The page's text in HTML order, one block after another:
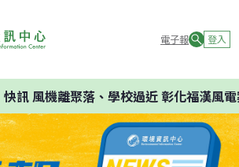
電子報 登入
快訊風機離聚落、學校過近 彰化福漢風電